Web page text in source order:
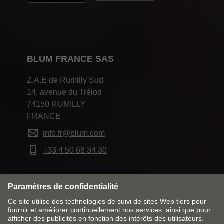
BLUM FRANCE SAS
Z.A.E de Rumilly Sud
14, avenue du Trélod
74150 RUMILLY
FRANCE
info.fr@blum.com
+33 4 50 68 34 30
Modifier le marché & la langue